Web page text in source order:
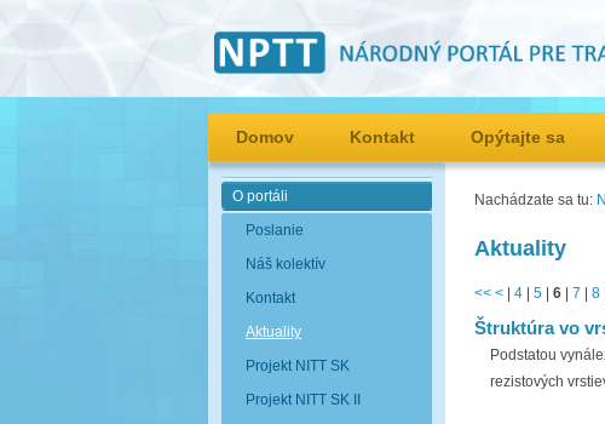
Domov Kontakt Opýtajte sa
O portáli
Poslanie
Náš kolektív
Kontakt
Aktuality
Projekt NITT SK
Projekt NITT SK II
Nachádzate sa tu:
Aktuality
<< < 4 5 6 7 8
Štruktúra vo
Podstatou
rezistových